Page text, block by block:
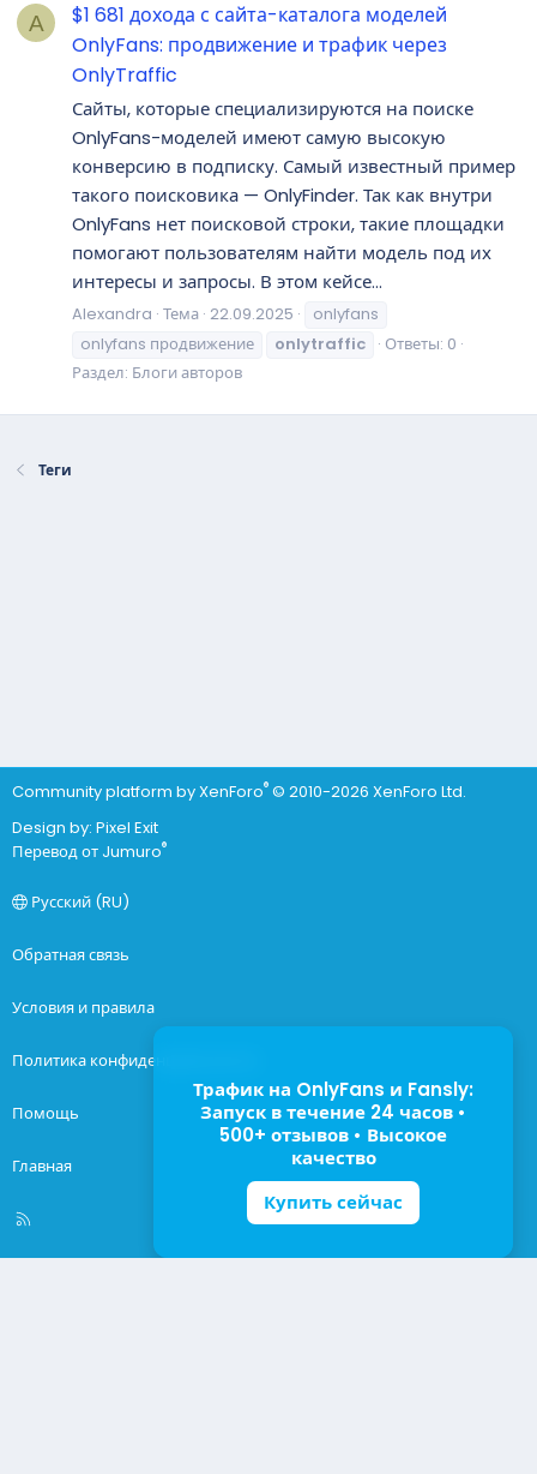
A
$1 681 дохода с сайта-каталога моделей
OnlyFans: продвижение и трафик через
OnlyTraffic
Сайты, которые специализируются на поиске
OnlyFans-моделей имеют самую высокую
конверсию в подписку. Самый известный пример
такого поисковика — OnlyFinder. Так как внутри
OnlyFans нет поисковой строки, такие площадки
помогают пользователям найти модель под их
интересы и запросы. В этом кейсе...
Alexandra Тема 22.09.2025
onlyfans
onlyfans продвижение
onlytraffic
Ответы: 0
Раздел: Блоги авторов
Теги
Community platform by XenForo® © 2010-2026 XenForo Ltd.
Design by: Pixel Exit
Перевод от Jumuro®
Русский (RU)
Обратная связь
Условия и правила
Политика конфиденциальности
Помощь
Главная
R
S
Трафик на OnlyFans и Fansly:
Запуск в течение 24 часов •
500+ отзывов • Высокое
качество
Купить сейчас